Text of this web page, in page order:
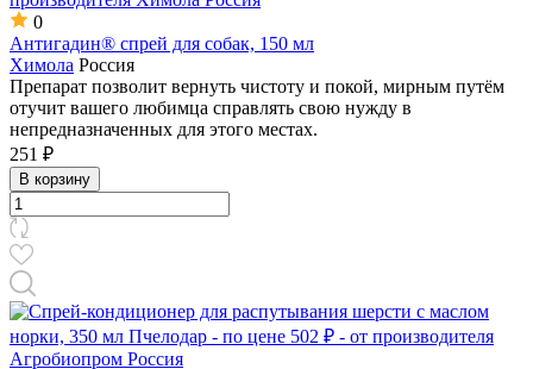
0
Антигадин® спрей для собак, 150 мл
Химола Россия
Препарат позволит вернуть чистоту и покой, мирным путём
отучит вашего любимца справлять свою нужду в
непредназначенных для этого местах.
251 ₽
В корзину